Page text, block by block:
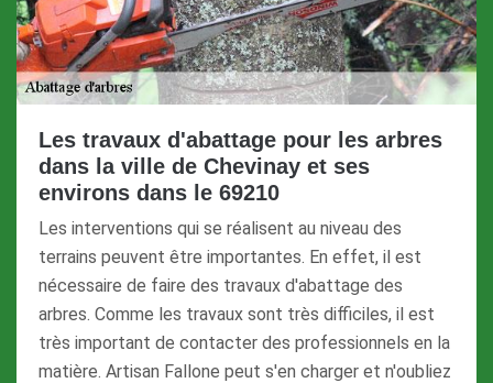
Les travaux d'abattage pour les arbres
dans la ville de Chevinay et ses
environs dans le 69210
Les interventions qui se réalisent au niveau des
terrains peuvent être importantes. En effet, il est
nécessaire de faire des travaux d'abattage des
arbres. Comme les travaux sont très difficiles, il est
très important de contacter des professionnels en la
matière. Artisan Fallone peut s'en charger et n'oubliez